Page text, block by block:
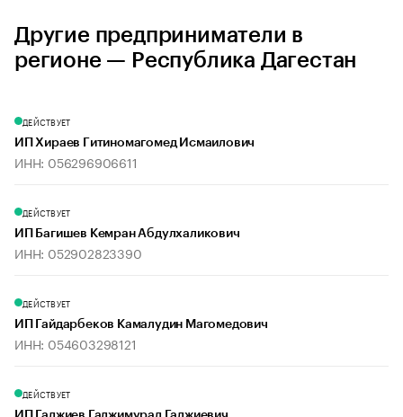
Другие предприниматели в
регионе — Республика Дагестан
ДЕЙСТВУЕТ
ИП Хираев Гитиномагомед Исмаилович
ИНН: 056296906611
ДЕЙСТВУЕТ
ИП Багишев Кемран Абдулхаликович
ИНН: 052902823390
ДЕЙСТВУЕТ
ИП Гайдарбеков Камалудин Магомедович
ИНН: 054603298121
ДЕЙСТВУЕТ